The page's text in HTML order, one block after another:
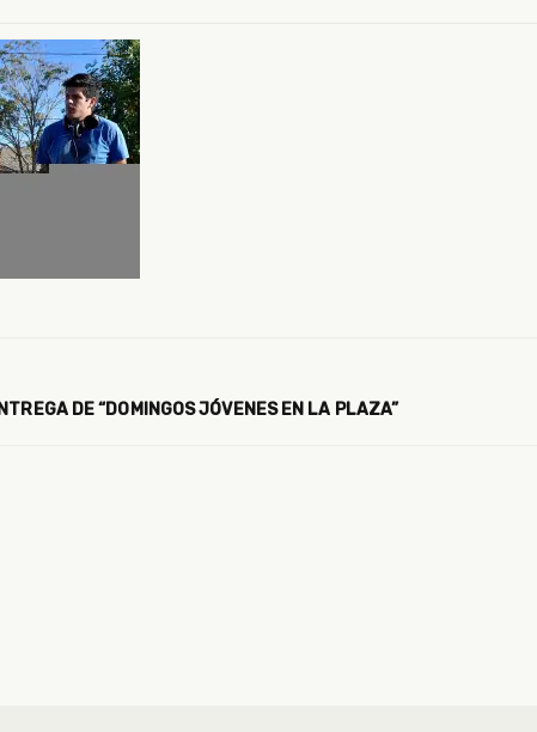
DE “DOMINGOS JÓVENES EN LA PLAZA”